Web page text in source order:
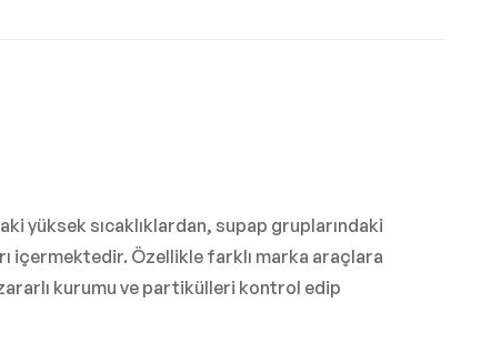
yüksek sıcaklıklardan, supap gruplarındaki
içermektedir. Özellikle farklı marka araçlara
kurumu ve partikülleri kontrol edip